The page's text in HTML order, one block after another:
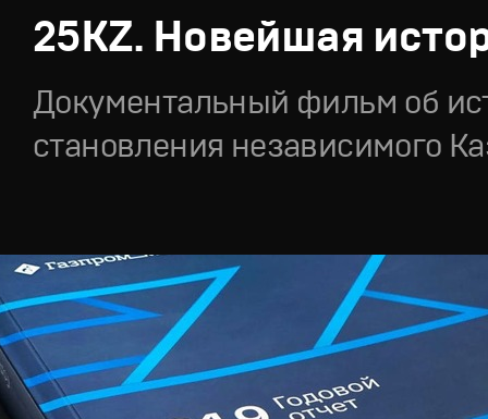
25KZ. Новейшая
Документальный фильм об
становления независимого